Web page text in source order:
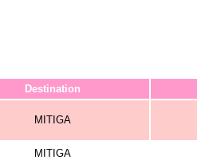
Destination
MITIGA
MITIGA